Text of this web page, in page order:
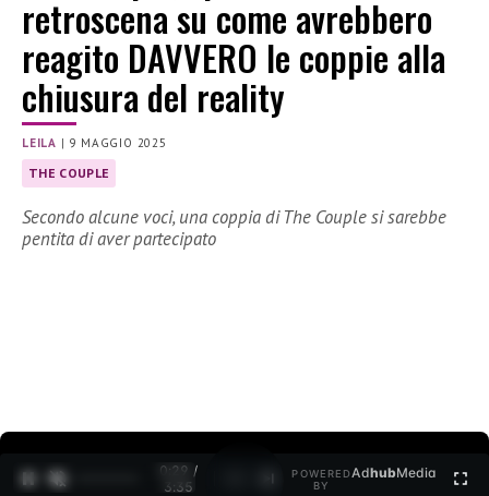
retroscena su come avrebbero
reagito DAVVERO le coppie alla
chiusura del reality
LEILA | 9 MAGGIO 2025
THE COUPLE
Secondo alcune voci, una coppia di The Couple si sarebbe
pentita di aver partecipato
0:30 /
3:35
POWERED
BY
AdhubMedia